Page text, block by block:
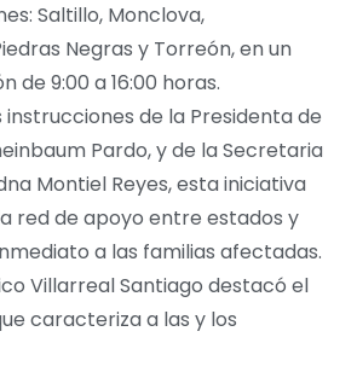
Saltillo, Monclova,
Negras y Torreón, en un
de 9:00 a 16:00 horas.
instrucciones de la Presidenta de
Pardo, y de la Secretaria
Montiel Reyes, esta iniciativa
red de apoyo entre estados y
a las familias afectadas.
Villarreal Santiago destacó el
caracteriza a las y los